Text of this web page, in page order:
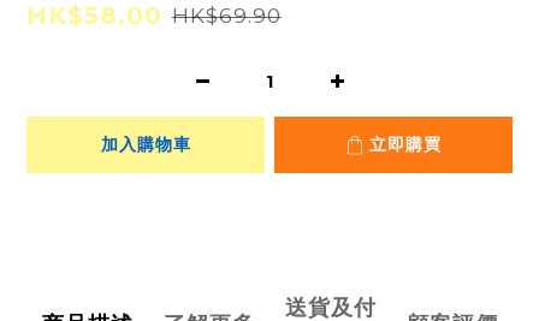
HK$58.00 HK$69.90
加入購物車 立即購買
送貨及付